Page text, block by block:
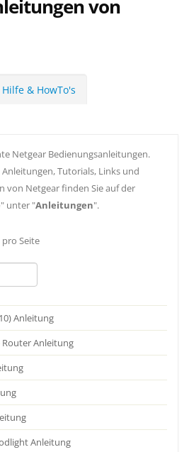
von
Hilfe & HowTo's
Netgear Bedienungsanleitungen.
Tutorials, Links und
von Netgear finden Sie auf der
" unter "Anleitungen".
Seite
Anleitung
Router Anleitung
Anleitung